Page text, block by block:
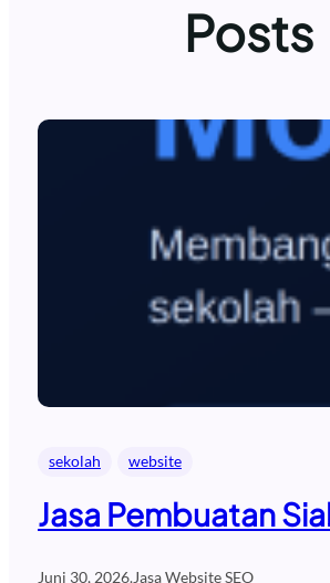
Posts
sekolah website
Jasa Pembuatan
Juni 30, 2026.Jasa Website SEO